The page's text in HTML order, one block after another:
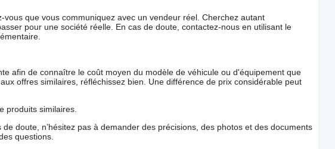
que vous communiquez avec un vendeur réel. Cherchez autant
pour une société réelle. En cas de doute, contactez-nous en utilisant le
afin de connaître le coût moyen du modèle de véhicule ou d'équipement que
offres similaires, réfléchissez bien. Une différence de prix considérable peut
produits similaires.
doute, n’hésitez pas à demander des précisions, des photos et des documents
questions.